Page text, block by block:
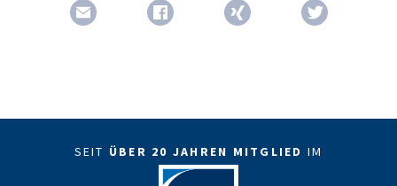
SEIT ÜBER 20 JAHREN MITGLIED IM